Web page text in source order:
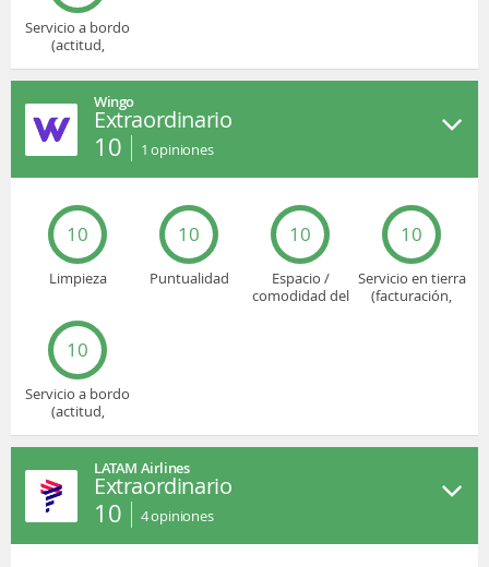
Servicio a bordo
(actitud,
Wingo
Extraordinario
10 1 opiniones
10
Limpieza
10
Puntualidad
10
Espacio /
comodidad del
10
Servicio en tierra
(facturación,
10
Servicio a bordo
(actitud,
LATAM Airlines
Extraordinario
10 4opiniones